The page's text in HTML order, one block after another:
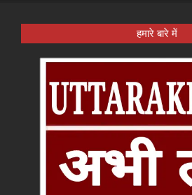
हमारे बारे में